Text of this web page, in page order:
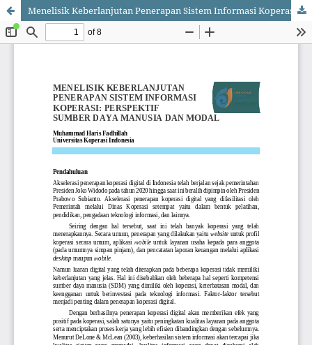
Menelisik Keberlanjutan Penerapan Sistem Informasi Koperasi: Perspektif Sumber Daya Manusia dan Modal